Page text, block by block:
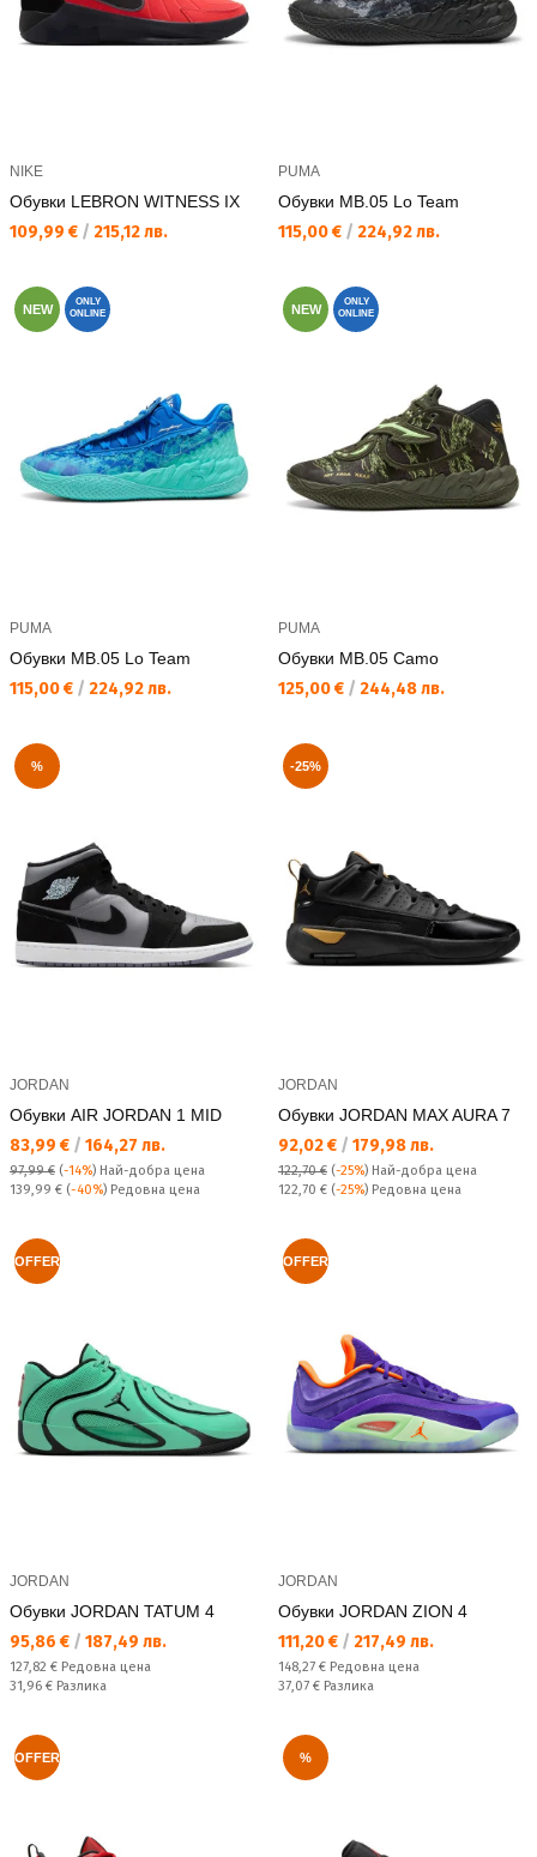
NIKE
Обувки LEBRON WITNESS IX
Текуща цена:
109,99 € / 215,12 лв.
PUMA
Обувки MB.05 Lo Team
Текуща цена:
115,00 € / 224,92 лв.
NEW
ONLY
ONLINE
PUMA
Обувки MB.05 Lo Team
Текуща цена:
115,00 € / 224,92 лв.
NEW
ONLY
ONLINE
PUMA
Обувки MB.05 Camo
Текуща цена:
125,00 € / 244,48 лв.
%
JORDAN
Обувки AIR JORDAN 1 MID
Текуща цена:
83,99 € / 164,27 лв.
97,99 € (-14%) Най-добра цена
Редовна цена:
139,99 € (-40%) Редовна цена
-25%
JORDAN
Обувки JORDAN MAX AURA 7
Текуща цена:
92,02 € / 179,98 лв.
122,70 € (-25%) Най-добра цена
Редовна цена:
122,70 € (-25%) Редовна цена
OFFER
JORDAN
Обувки JORDAN TATUM 4
Текуща цена:
95,86 € / 187,49 лв.
Редовна цена:
127,82 € Редовна цена
Спестявате:
31,96 € Разлика
OFFER
JORDAN
Обувки JORDAN ZION 4
Текуща цена:
111,20 € / 217,49 лв.
Редовна цена:
148,27 € Редовна цена
Спестявате:
37,07 € Разлика
OFFER %